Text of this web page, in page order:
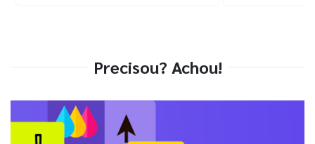
Precisou? Achou!